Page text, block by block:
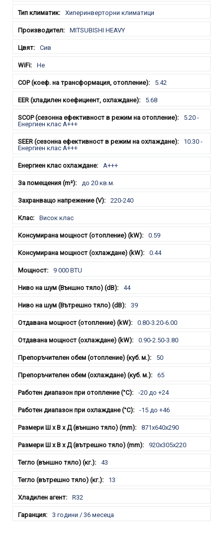
Хиперинверторни климатици
MITSUBISHI HEAVY
Сив
Не
5.42
5.68
5.20 -
Енергиен клас А+++
10.30 -
Енергиен клас А+++
A+++
до 20 кв.м.
220-240
Висок клас
0.59
0.44
9 000 BTU
44
39
0.80-3.20-6.00
0.90-2.50-3.80
50
65
-20 до +24
-15 до +46
871x640x290
920x305x220
43
13
R32
3 години / 36 месеца